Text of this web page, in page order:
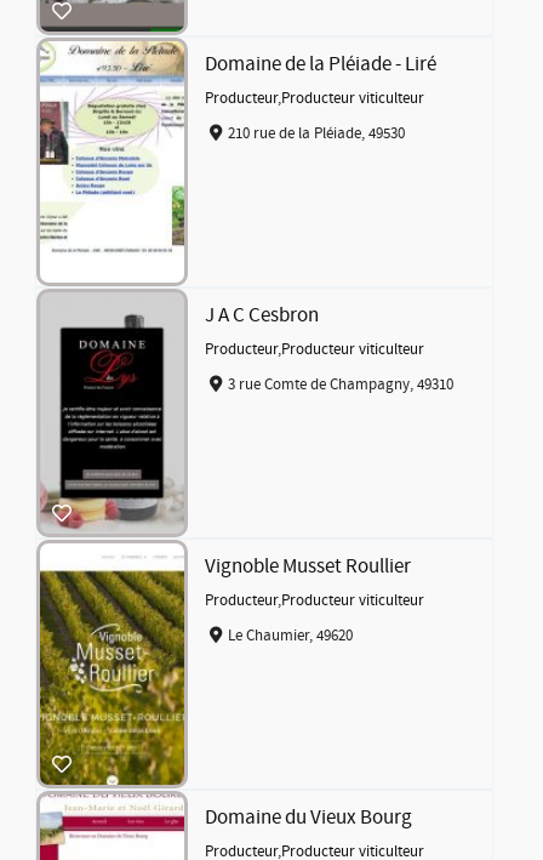
Domaine de la Pléiade - Liré
Producteur,Producteur viticulteur
210 rue de la Pléiade, 49530
J A C Cesbron
Producteur,Producteur viticulteur
3 rue Comte de Champagny, 49310
Vignoble Musset Roullier
Producteur,Producteur viticulteur
Le Chaumier, 49620
Domaine du Vieux Bourg
Producteur,Producteur viticulteur